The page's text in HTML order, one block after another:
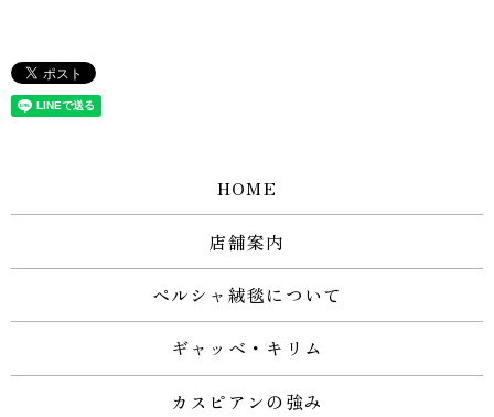
HOME
店舗案内
ペルシャ絨毯について
ギャッベ・キリム
カスピアンの強み